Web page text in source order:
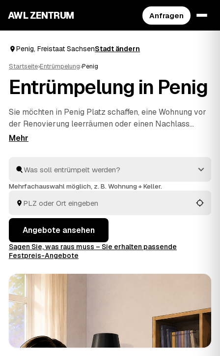
AWL ZENTRUM Anfragen
Penig, Freistaat SachsenStadt ändern
Startseite›Entrümpelung›Penig
Entrümpelung in Penig
Sie möchten in Penig Platz schaffen, eine Wohnung vor
der Renovierung leerräumen oder einen Nachlass
auflösen? Beschreiben Sie Ihren Auftrag bei AWL
einzelnen Raum bis zur kompletten
Haushaltsauflösungwird alles fachgerecht ausgeräumt
Blick.
Mehrfachauswahl möglich, z. B. Wohnung + Keller.
Angebote ansehen
Sagen Sie, was raus muss – Sie erhalten passende
Festpreis-Angebote